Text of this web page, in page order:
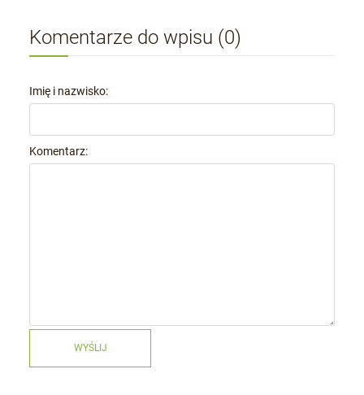
Komentarze do wpisu (0)
Imię i nazwisko:
Komentarz:
WYŚLIJ